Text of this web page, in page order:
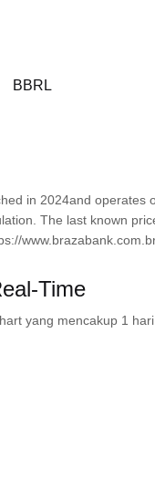
BBRL
in 2024and
The last known
Time
yang mencakup 1